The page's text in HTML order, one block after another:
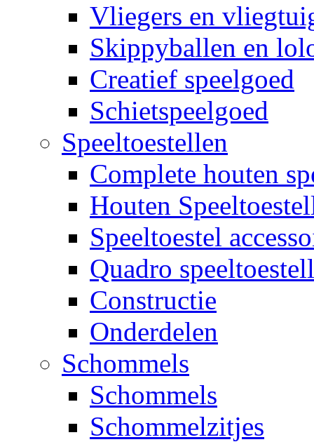
Vliegers en
Skippyballen en
Creatief speelgoed
Schietspeelgoed
Speeltoestellen
Complete houten
Houten
Speeltoestel
Quadro
Constructie
Onderdelen
Schommels
Schommels
Schommelzitjes